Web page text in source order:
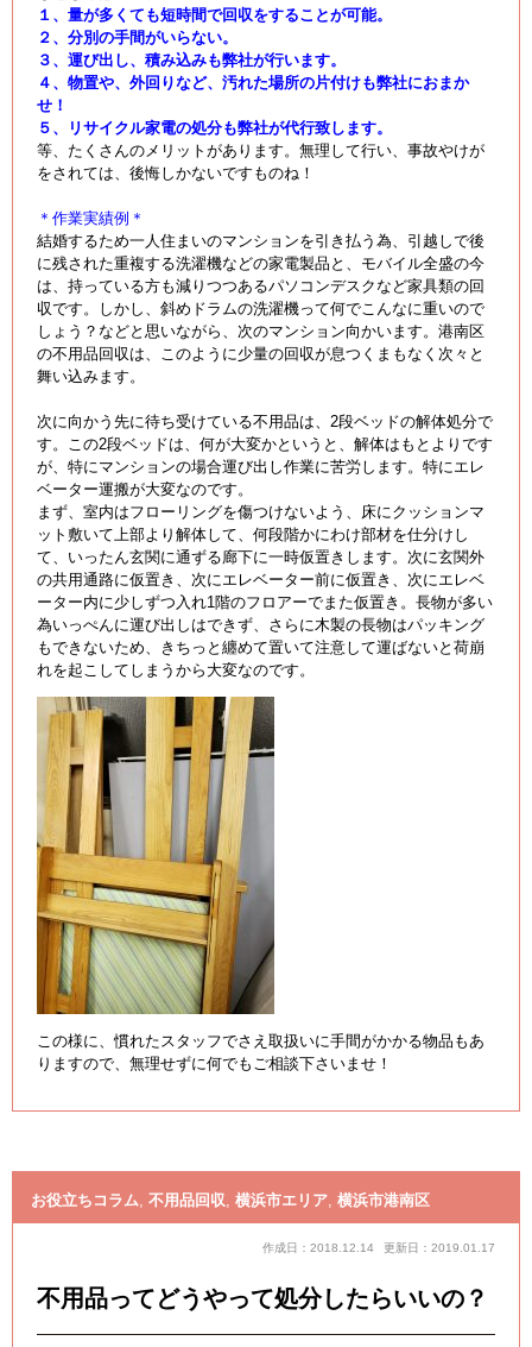
１、量が多くても短時間で回収をすることが可能。
２、分別の手間がいらない。
３、運び出し、積み込みも弊社が行います。
４、物置や、外回りなど、汚れた場所の片付けも弊社におまか
せ！
５、リサイクル家電の処分も弊社が代行致します。
等、たくさんのメリットがあります。無理して行い、事故やけが
をされては、後悔しかないですものね！
＊作業実績例＊
結婚するため一人住まいのマンションを引き払う為、引越しで後
に残された重複する洗濯機などの家電製品と、モバイル全盛の今
は、持っている方も減りつつあるパソコンデスクなど家具類の回
収です。しかし、斜めドラムの洗濯機って何でこんなに重いので
しょう？などと思いながら、次のマンション向かいます。港南区
の不用品回収は、このように少量の回収が息つくまもなく次々と
舞い込みます。
次に向かう先に待ち受けている不用品は、2段ベッドの解体処分で
す。この2段ベッドは、何が大変かというと、解体はもとよりです
が、特にマンションの場合運び出し作業に苦労します。特にエレ
ベーター運搬が大変なのです。
まず、室内はフローリングを傷つけないよう、床にクッションマ
ット敷いて上部より解体して、何段階かにわけ部材を仕分けし
て、いったん玄関に通ずる廊下に一時仮置きします。次に玄関外
の共用通路に仮置き、次にエレベーター前に仮置き、次にエレベ
ーター内に少しずつ入れ1階のフロアーでまた仮置き。長物が多い
為いっぺんに運び出しはできず、さらに木製の長物はパッキング
もできないため、きちっと纏めて置いて注意して運ばないと荷崩
れを起こしてしまうから大変なのです。
この様に、慣れたスタッフでさえ取扱いに手間がかかる物品もあ
りますので、無理せずに何でもご相談下さいませ！
お役立ちコラム, 不用品回収, 横浜市エリア, 横浜市港南区
作成日：2018.12.14 更新日：2019.01.17
不用品ってどうやって処分したらいいの？